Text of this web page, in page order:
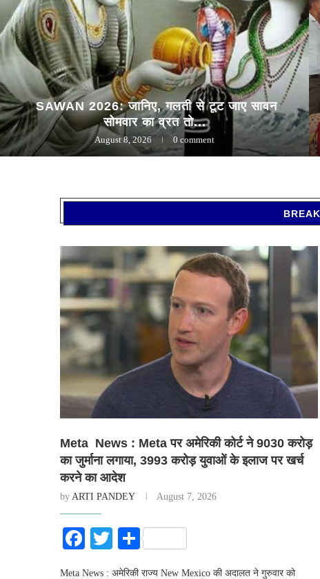
SAWAN 2026: जानिए, गलती से टूट जाए सावन
सोमवार का व्रत तो...
August 8, 2026 0 comment
Meta News : Meta पर अमेरिकी कोर्ट ने 9030 करोड़
का जुर्माना लगाया, 3993 करोड़ युवाओं के इलाज पर खर्च
करने का आदेश
by ARTI PANDEY August 7, 2026
Facebook
Twitter
Share
Meta News : अमेरिकी राज्य New Mexico की अदालत ने गुरुवार को